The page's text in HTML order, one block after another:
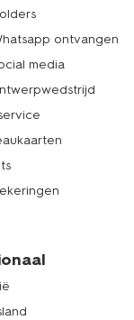
ontvangen
media